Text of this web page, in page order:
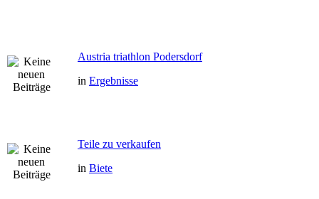
Austria triathlon Podersdorf
in Ergebnisse
Teile zu verkaufen
in Biete